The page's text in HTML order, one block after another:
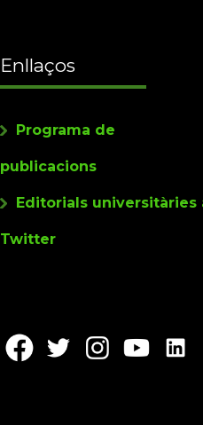
Enllaços
Programa de
publicacions
Editorials universitàries
Twitter